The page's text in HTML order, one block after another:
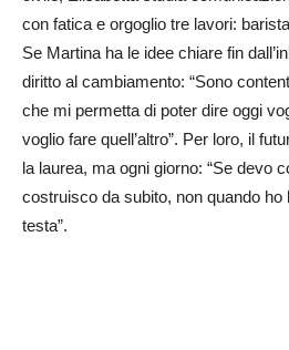
con fatica e orgoglio tre lavori:
Se Martina ha le idee chiare fin
diritto al cambiamento: “Sono
che mi permetta di poter dire oggi
voglio fare quell’altro”. Per loro, il
la laurea, ma ogni giorno: “Se devo
costruisco da subito, non quando ho
testa”.